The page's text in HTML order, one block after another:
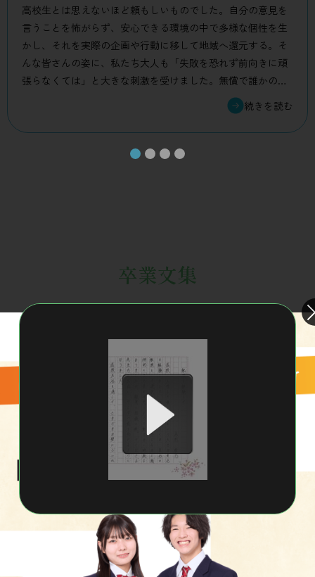
高校生とは思えないほど頼もしいものでした。自分の意見を
言うことを怖がらず、安心できる環境の中で多様な個性を生
かし、それを実際の企画や行動に移して地域へ還元する。そ
んな皆さんの姿に、私たち大人も「失敗を恐れず前向きに頑
張らなくては」と大きな刺激を受けました。無償で誰かのた
めに動く経験を高校時代に積めたことは、これからの人生に
おいてかけがえのない財産になります。この3年間で培ったも
のを自信に変えて、社会という広い舞台でますます活躍され
ることを願っています。ご卒業、本当におめでとうございま
卒業文集
画像をタップすると拡大表示されます